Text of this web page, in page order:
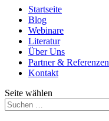
Startseite
Blog
Webinare
Literatur
Über Uns
Partner & Referenzen
Kontakt
Seite wählen